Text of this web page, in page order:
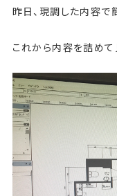
昨日、現調した内容で
これから内容を詰めて